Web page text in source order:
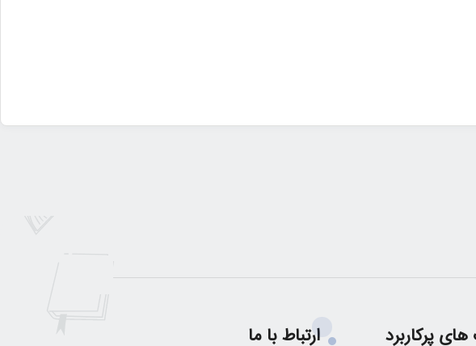
پرکاربرد ارتباط با ما